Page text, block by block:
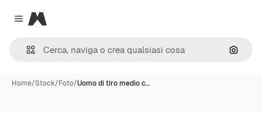
Close menu
Magnific
Cerca
Home/Stock/Foto/Uomo di tiro medio c…